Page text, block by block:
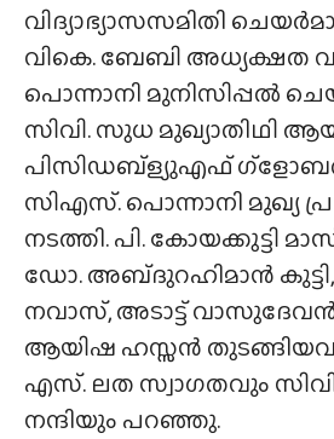
വിദ്യാഭ്യാസസമിതി
വികെ. ബേബി അധ്യക്ഷത
പൊന്നാനി മുനിസിപ്പൽ
സിവി. സുധ മുഖ്യാതിഥി
പിസിഡബ്‌ള്യുഎഫ്
സിഎസ്. പൊന്നാനി മുഖ്യ
നടത്തി. പി. കോയക്കുട്ടി
ഡോ. അബ്‌ദുറഹിമാൻ കുട്ടി,
നവാസ്, അടാട്ട് വാസുദേവൻ
ആയിഷ ഹസ്സൻ
എസ്. ലത സ്വാഗതവും
നന്ദിയും പറഞ്ഞു.